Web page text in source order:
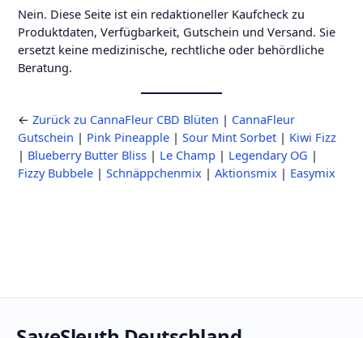
Nein. Diese Seite ist ein redaktioneller Kaufcheck zu
Produktdaten, Verfügbarkeit, Gutschein und Versand. Sie
ersetzt keine medizinische, rechtliche oder behördliche
Beratung.
← Zurück zu CannaFleur CBD Blüten | CannaFleur
Gutschein | Pink Pineapple| Sour Mint Sorbet| Kiwi Fizz
| Blueberry Butter Bliss| Le Champ| Legendary OG |
Fizzy Bubbele| Schnäppchenmix | Aktionsmix | Easymix